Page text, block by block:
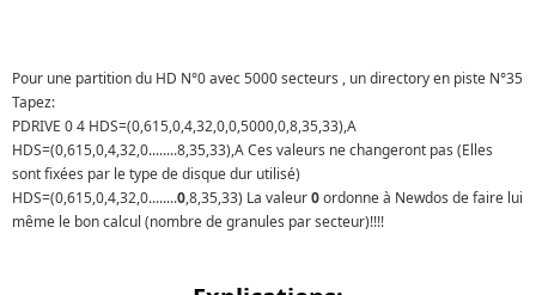
Pour une partition du HD N°0 avec 5000 secteurs , un directory en piste N°35
Tapez:
PDRIVE 0 4 HDS=(0,615,0,4,32,0,0,5000,0,8,35,33),A
HDS=(0,615,0,4,32,0........8,35,33),A Ces valeurs ne changeront pas (Elles
sont fixées par le type de disque dur utilisé)
HDS=(0,615,0,4,32,0........0,8,35,33) La valeur0ordonne à Newdos de faire lui
même le bon calcul (nombre de granules par secteur)!!!!